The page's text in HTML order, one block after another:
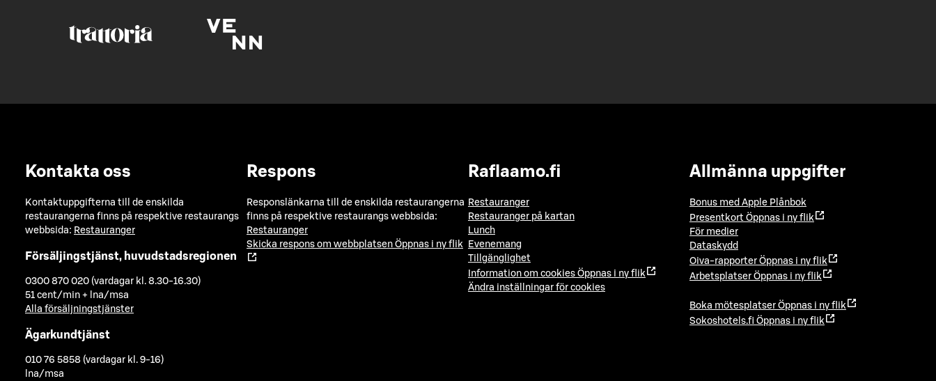
Kontakta oss
Kontaktuppgifterna till de enskilda
restaurangerna finns på respektive restaurangs
webbsida: Restauranger
Försäljingstjänst, huvudstadsregionen
0300 870 020 (vardagar kl. 8.30-16.30)
51 cent/min + lna/msa
Alla försäljningstjänster
Ägarkundtjänst
010 76 5858 (vardagar kl. 9-16)
lna/msa
Respons
Responslänkarna till de enskilda restaurangerna
finns på respektive restaurangs webbsida:
Restauranger
Skicka respons om webbplatsen Öppnas i ny flik
Raflaamo.fi
Restauranger
Restauranger på kartan
Lunch
Evenemang
Tillgänglighet
Information om cookies Öppnas i ny flik
Ändra inställningar för cookies
Allmänna uppgifter
Bonus med Apple Plånbok
Presentkort Öppnas i ny flik
För medier
Dataskydd
Oiva-rapporter Öppnas i ny flik
Arbetsplatser Öppnas i ny flik
Boka mötesplatser Öppnas i ny flik
Sokoshotels.fi Öppnas i ny flik